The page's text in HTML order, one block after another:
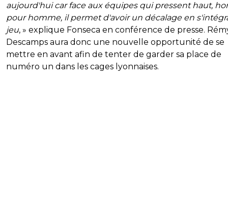
aujourd'hui car face aux équipes qui pressent haut,
pour homme, il permet d'avoir un décalage en
jeu, » explique Fonseca en conférence de presse.
Descamps aura donc une nouvelle opportunité de se
mettre en avant afin de tenter de garder sa place de
numéro un dans les cages lyonnaises.